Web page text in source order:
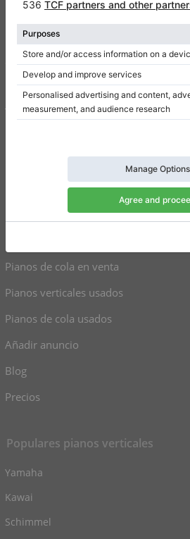
FAQ
Contacto
Sobre nosotros
Escribir una reseña
Términos de uso
Configuración de consentimiento
Pianos de cola en venta
Pianos verticales usados
Pianos de cola usados
Añadir anuncio
Blog
Precios
Populares pianos verticales
Yamaha
Kawai
Schimmel